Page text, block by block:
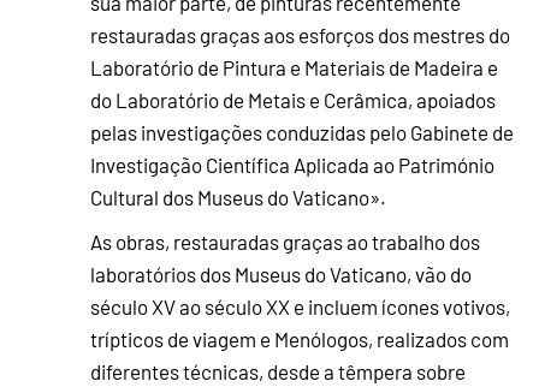
restauradas graças aos esforços dos mestres do
Laboratório de Pintura e Materiais de Madeira e
do Laboratório de Metais e Cerâmica, apoiados
pelas investigações conduzidas pelo Gabinete de
Investigação Científica Aplicada ao Património
Cultural dos Museus do Vaticano».
As obras, restauradas graças ao trabalho dos
laboratórios dos Museus do Vaticano, vão do
século XV ao século XX e incluem ícones votivos,
trípticos de viagem e Menólogos, realizados com
diferentes técnicas, desde a têmpera sobre